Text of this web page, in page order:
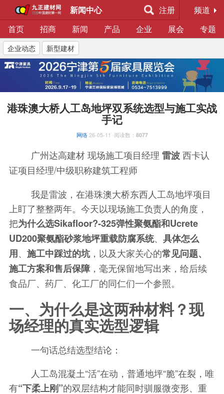
新闻中心 注册
频道
首页
招商 新闻 产品 企业 展会 专题
企业动态 新型建材
港珠澳大桥人工岛地坪双系统选型与施工实战
手记
网络 26-05-11 阅读数： 8077
广州达高建材 现场施工项目经理 雷波西卡认
证项目经理/中级职称建筑工程师
我是雷波，在港珠澳大桥东西人工岛地坪项目
上盯了整整两年。今天以现场施工负责人的角度，
把为什么选Sikafloor?-325弹性聚氨酯和Ucrete
UD200聚氨酯砂浆地坪重载防腐系统、具体怎么
用、施工中踩过的坑，以及大家关心的常见问题、
施工方案和售后保障 ，毫无保留地写出来，给后续
食品厂、药厂、化工厂的同仁们一个参照。
一、为什么是这两种材料？现
场经理的真实选型逻辑
一句话总结选型结论：
人工岛混凝土“活”在动，普通地坪“脆”在裂，唯
有“下柔上刚”的双层结构才能同时驯服微变形、重